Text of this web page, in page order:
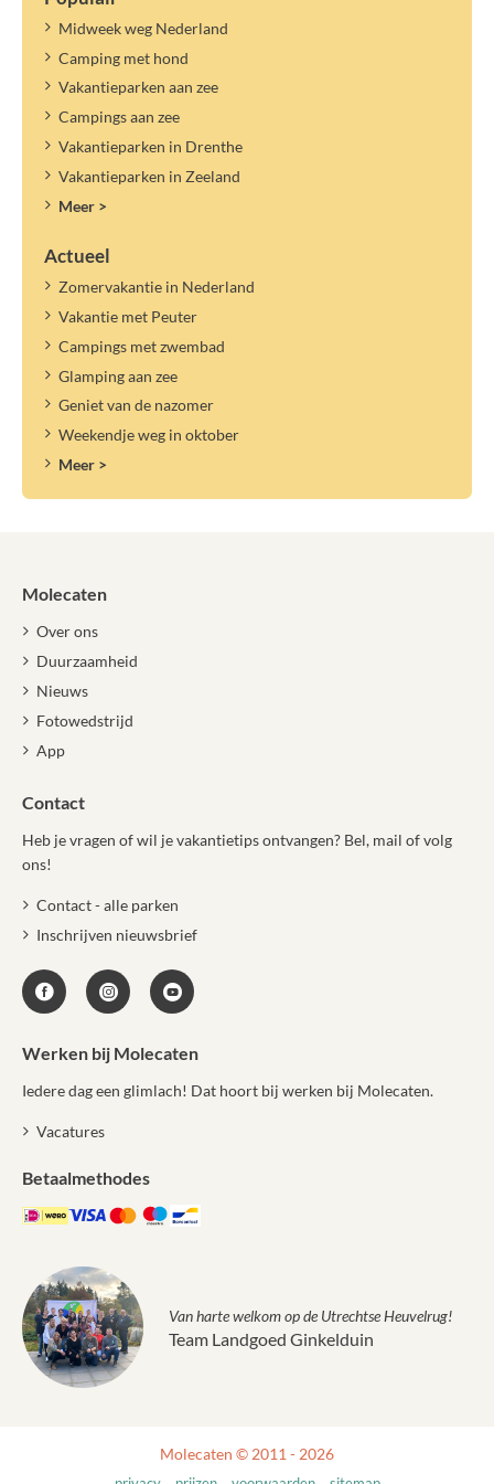
Midweek weg Nederland
Camping met hond
Vakantieparken aan zee
Campings aan zee
Vakantieparken in Drenthe
Vakantieparken in Zeeland
Meer >
Actueel
Zomervakantie in Nederland
Vakantie met Peuter
Campings met zwembad
Glamping aan zee
Geniet van de nazomer
Weekendje weg in oktober
Meer >
Molecaten
Over ons
Duurzaamheid
Nieuws
Fotowedstrijd
App
Contact
Heb je vragen of wil je vakantietips ontvangen? Bel, mail of volg
ons!
Contact - alle parken
Inschrijven nieuwsbrief
Werken bij Molecaten
Iedere dag een glimlach! Dat hoort bij werken bij Molecaten.
Vacatures
Betaalmethodes
Van harte welkom op de Utrechtse Heuvelrug!
Team Landgoed Ginkelduin
Molecaten © 2011 - 2026